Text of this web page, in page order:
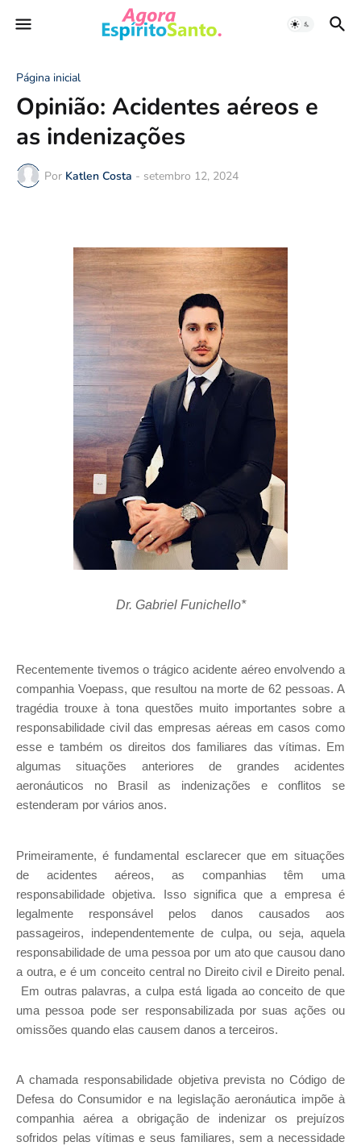
Página inicial
Opinião: Acidentes aéreos e
as indenizações
Por Katlen Costa - setembro 12, 2024
Dr. Gabriel Funichello*
Recentemente tivemos o trágico acidente aéreo envolvendo a
companhia Voepass, que resultou na morte de 62 pessoas. A
tragédia trouxe à tona questões muito importantes sobre a
responsabilidade civil das empresas aéreas em casos como
esse e também os direitos dos familiares das vítimas. Em
algumas situações anteriores de grandes acidentes
aeronáuticos no Brasil as indenizações e conflitos se
estenderam por vários anos.
Primeiramente, é fundamental esclarecer que em situações
de acidentes aéreos, as companhias têm uma
responsabilidade objetiva. Isso significa que a empresa é
legalmente responsável pelos danos causados aos
passageiros, independentemente de culpa, ou seja, aquela
responsabilidade de uma pessoa por um ato que causou dano
a outra, e é um conceito central no Direito civil e Direito penal.
Em outras palavras, a culpa está ligada ao conceito de que
uma pessoa pode ser responsabilizada por suas ações ou
omissões quando elas causem danos a terceiros.
A chamada responsabilidade objetiva prevista no Código de
Defesa do Consumidor e na legislação aeronáutica impõe à
companhia aérea a obrigação de indenizar os prejuízos
sofridos pelas vítimas e seus familiares, sem a necessidade